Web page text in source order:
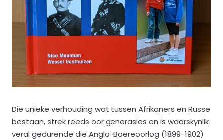
Die unieke verhouding wat tussen Afrikaners en Russe
bestaan, strek reeds oor generasies en is waarskynlik
veral gedurende die Anglo-Boereoorlog (1899-1902)